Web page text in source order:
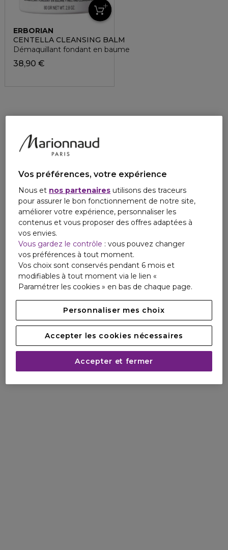
ERBORIAN
CENTELLA CLEANSING BALM
Démaquillant fondant en baume
38,90 €
Vos préférences, votre expérience
Nous et nos partenaires utilisons des traceurs
pour assurer le bon fonctionnement de notre site,
améliorer votre expérience, personnaliser les
contenus et vous proposer des offres adaptées à
vos envies.
Vous gardez le contrôle : vous pouvez changer
vos préférences à tout moment.
Vos choix sont conservés pendant 6 mois et
modifiables à tout moment via le lien «
Paramétrer les cookies » en bas de chaque page.
Personnaliser mes choix
Accepter les cookies nécessaires
Accepter et fermer